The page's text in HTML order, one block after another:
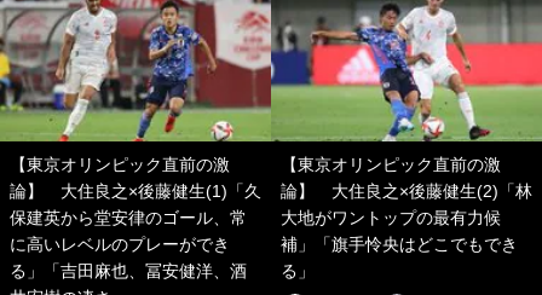
【東京オリンピック直前の激
論】 大住良之×後藤健生(1)「久
保建英から堂安律のゴール、常
に高いレベルのプレーができ
る」「吉田麻也、冨安健洋、酒
【東京オリンピック直前の激
論】 大住良之×後藤健生(2)「林
大地がワントップの最有力候
補」「旗手怜央はどこでもでき
る」